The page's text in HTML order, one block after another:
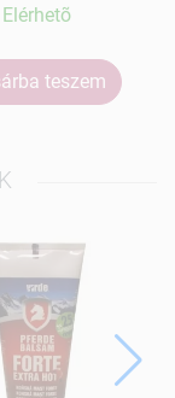
Elérhetõ
teszem